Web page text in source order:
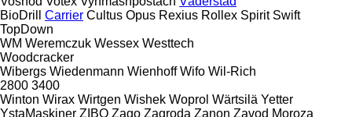
BioDrill
Carrier Cultus Opus Rexius Rollex Spirit Swift
TopDown
WM Weremczuk Wessex Westtech
Woodcracker
Wibergs Wiedenmann Wienhoff Wifo Wil-Rich
2800 3400
Winton Wirax Wirtgen Wishek Woprol Wärtsilä Yetter
YstaMaskiner ZIBO Zago Zagroda Zanon Zavod Moroza